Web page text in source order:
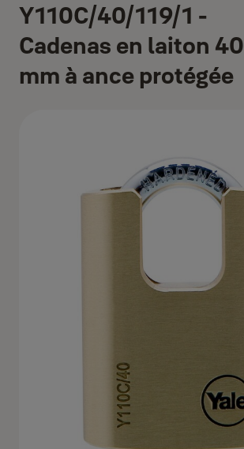
Y110C/40/119/1 -
Cadenas en laiton 40
mm à ance protégée